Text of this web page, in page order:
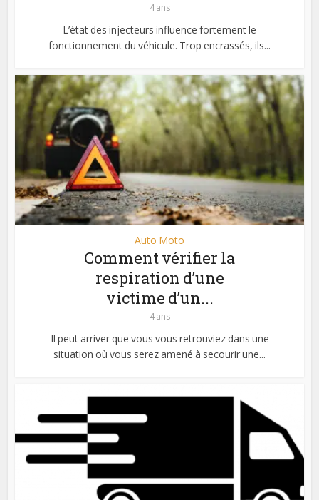
4 ans
L’état des injecteurs influence fortement le
fonctionnement du véhicule. Trop encrassés, ils...
Auto Moto
Comment vérifier la
respiration d’une
victime d’un...
4 ans
Il peut arriver que vous vous retrouviez dans une
situation où vous serez amené à secourir une...